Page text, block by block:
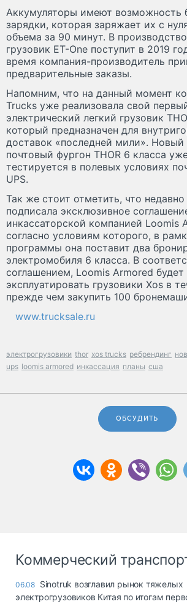
Аккумуляторы имеют возможность
зарядки, которая заряжает их с
объема за 90 минут. В
грузовик ET-One поступит в 2019
время компания-производитель
предварительные заказы.
Напомним, что на данный момент
Trucks уже реализовала свой
электрический легкий грузовик
который предназначен для
доставок «последней мили». Новый
почтовый фургон THOR 6 класса
тестируется в полевых условиях
UPS.
Так же стоит отметить, что недавно
подписала эксклюзивное
инкассаторской компанией Loomis
согласно условиям которого, в
программы она поставит два
электромобиля 6 класса. В
соглашением, Loomis Armored будет
эксплуатировать грузовики Xos в
прежде чем закупить 100
www.trucksale.ru
электрогрузовики thor xos trucks ребрендинг
ups loomis armored инкассация планы сша
ОБСУДИТЬ
Коммерческий
06.08 Sinotruk возглавил рынок тяжелых
электрогрузовиков Китая по итогам